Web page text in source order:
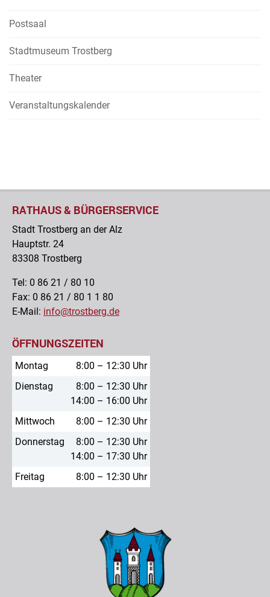
Postsaal
Stadtmuseum Trostberg
Theater
Veranstaltungskalender
RATHAUS & BÜRGERSERVICE
Stadt Trostberg an der Alz
Hauptstr. 24
83308 Trostberg
Tel: 0 86 21 / 80 10
Fax: 0 86 21 / 80 1 1 80
E-Mail: info@trostberg.de
ÖFFNUNGSZEITEN
Montag
8:00 – 12:30 Uhr
Dienstag
8:00 – 12:30 Uhr
14:00 – 16:00 Uhr
Mittwoch
8:00 – 12:30 Uhr
Donnerstag
8:00 – 12:30 Uhr
14:00 – 17:30 Uhr
Freitag
8:00 – 12:30 Uhr